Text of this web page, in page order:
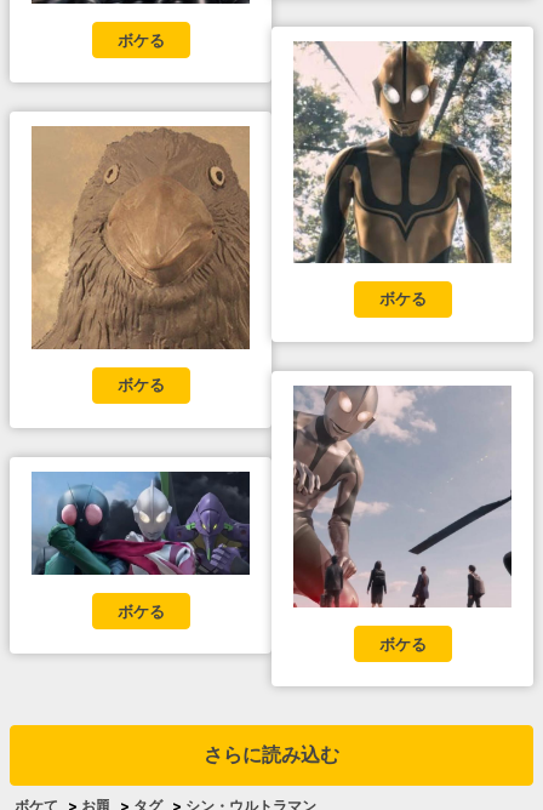
ボケる
ボケる
ボケる
ボケる
ボケる
さらに読み込む
ボケて > お題 > タグ > シン・ウルトラマン